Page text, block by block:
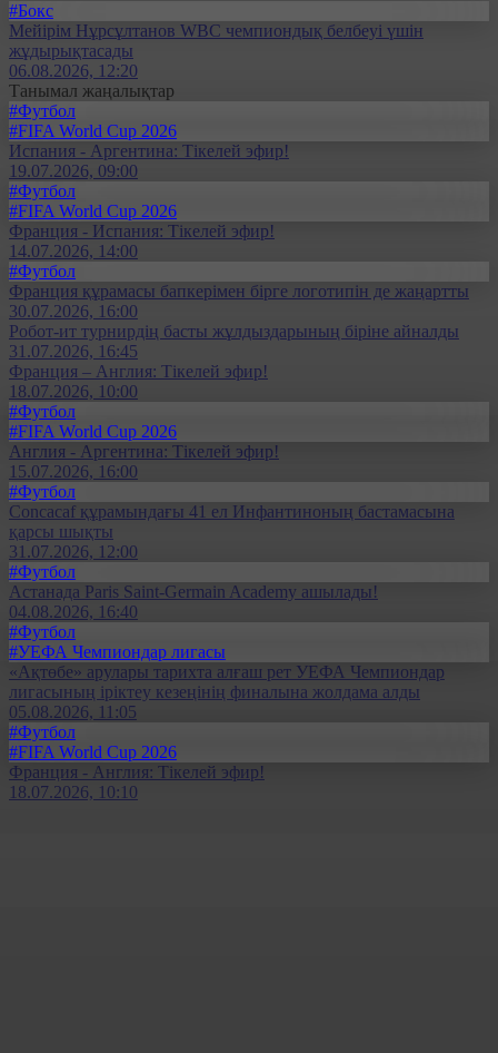
#Бокс
Мейірім Нұрсұлтанов WBC чемпиондық белбеуі үшін
жұдырықтасады
06.08.2026, 12:20
Танымал жаңалықтар
#Футбол
#FIFA World Cup 2026
Испания - Аргентина: Тікелей эфир!
19.07.2026, 09:00
#Футбол
#FIFA World Cup 2026
Франция - Испания: Тікелей эфир!
14.07.2026, 14:00
#Футбол
Франция құрамасы бапкерімен бірге логотипін де жаңартты
30.07.2026, 16:00
Робот-ит турнирдің басты жұлдыздарының біріне айналды
31.07.2026, 16:45
Франция – Англия: Тікелей эфир!
18.07.2026, 10:00
#Футбол
#FIFA World Cup 2026
Англия - Аргентина: Тікелей эфир!
15.07.2026, 16:00
#Футбол
Concacaf құрамындағы 41 ел Инфантиноның бастамасына
қарсы шықты
31.07.2026, 12:00
#Футбол
Астанада Paris Saint-Germain Academy ашылады!
04.08.2026, 16:40
#Футбол
#УЕФА Чемпиондар лигасы
«Ақтөбе» арулары тарихта алғаш рет УЕФА Чемпиондар
лигасының іріктеу кезеңінің финалына жолдама алды
05.08.2026, 11:05
#Футбол
#FIFA World Cup 2026
Франция - Англия: Тікелей эфир!
18.07.2026, 10:10